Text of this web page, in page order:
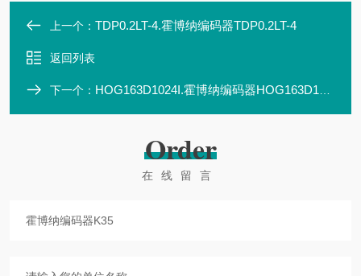
上一个： TDP0.2LT-4.霍博纳编码器TDP0.2LT-4
返回列表
下一个： HOG163D1024I.霍博纳编码器HOG163D1024I
Order
在线留言